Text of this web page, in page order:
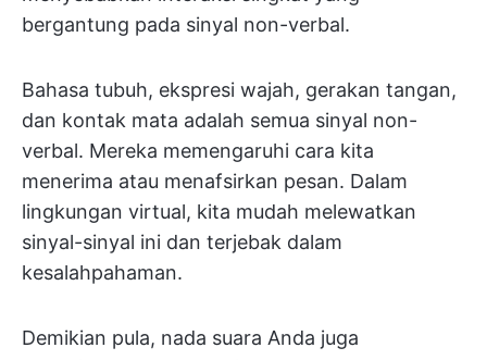
bergantung pada sinyal non-verbal.
Bahasa tubuh, ekspresi wajah, gerakan tangan,
dan kontak mata adalah semua sinyal non-
verbal. Mereka memengaruhi cara kita
menerima atau menafsirkan pesan. Dalam
lingkungan virtual, kita mudah melewatkan
sinyal-sinyal ini dan terjebak dalam
kesalahpahaman.
Demikian pula, nada suara Anda juga